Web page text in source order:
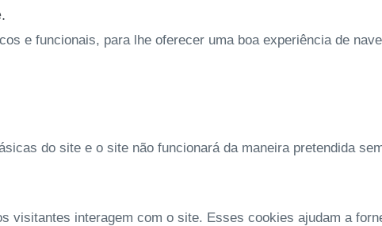
e funcionais, para lhe oferecer uma boa experiência de
do site e o site não funcionará da maneira pretendida
visitantes interagem com o site. Esses cookies ajudam a